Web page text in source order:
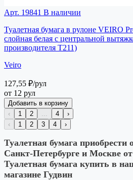
Арт. 19841 В наличии
Туалетная бумага в рулоне VEIRO
слойная белая с центральной
производителя Т211)
Veiro
127,55 ₽/рул
от 12 рул
Добавить в корзину
‹
1 2 4
›
‹
1 2 3 4 ›
Туалетная бумага приобрести
Санкт-Петербурге и Москве
Туалетная бумага купить в
магазине Гудвин